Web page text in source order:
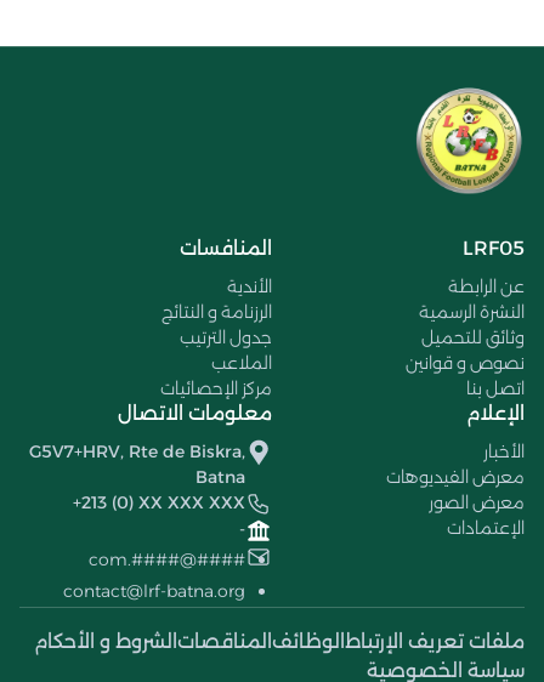
LRF05
عن الرابطة
النشرة الرسمية
وثائق للتحميل
نصوص و قوانين
اتصل بنا
المنافسات
الأندية
الرزنامة و النتائج
جدول الترتيب
الملاعب
مركز الإحصائيات
الإعلام
الأخبار
معرض الفيديوهات
معرض الصور
الإعتمادات
معلومات الاتصال
G5V7+HRV, Rte de Biskra,
Batna
+213 (0) XX XXX XXX
-
####@####.com
contact@lrf-batna.org
ملفات تعريف الإرتباط الوظائف المناقصات الشروط و الأحكام
سياسة الخصوصية